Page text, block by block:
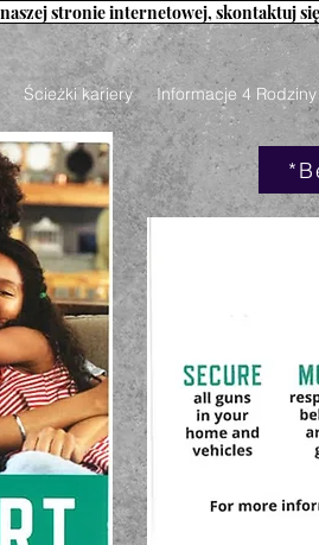
Ścieżki kariery Informacje 4 Rodziny